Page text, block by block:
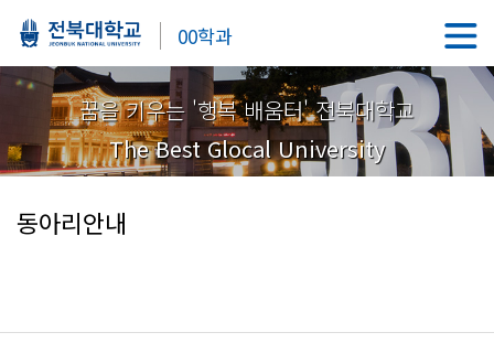
00학과
꿈을 키우는 '행복 배움터' 전북대학교
The Best Glocal University
동아리안내